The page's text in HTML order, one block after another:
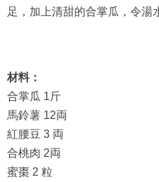
足，加上清甜的合掌瓜，令湯
材料：
合掌瓜 1斤
馬鈴薯 12両
紅腰豆 3 両
合桃肉 2両
蜜棗 2 粒